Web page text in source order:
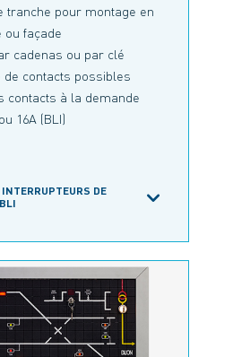
tranche pour montage en
ou façade
cadenas ou par clé
de contacts possibles
contacts à la demande
16A (BLI)
INTERRUPTEURS DE